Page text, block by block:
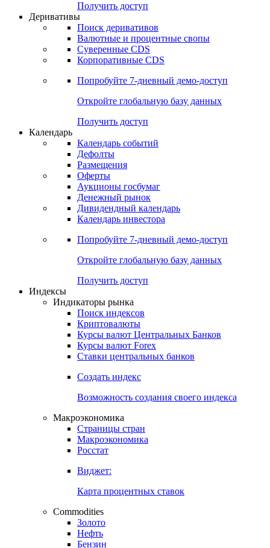
Получить доступ
Деривативы
Поиск деривативов
Валютные и процентные свопы
Суверенные CDS
Корпоративные CDS
Попробуйте 7-дневный демо-доступ
Откройте глобальную базу данных
Получить доступ
Календарь
Календарь событий
Дефолты
Размещения
Оферты
Аукционы госбумаг
Денежный рынок
Дивидендный календарь
Календарь инвестора
Попробуйте 7-дневный демо-доступ
Откройте глобальную базу данных
Получить доступ
Индексы
Индикаторы рынка
Поиск индексов
Криптовалюты
Курсы валют Центральных Банков
Курсы валют Forex
Ставки центральных банков
Создать индекс
Возможность создания своего индекса
Макроэкономика
Страницы стран
Макроэкономика
Росстат
Виджет:
Карта процентных ставок
Commodities
Золото
Нефть
Бензин